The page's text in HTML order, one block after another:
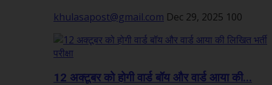
khulasapost@gmail.com Dec 29, 2025 100
12 अक्टूबर को होगी वार्ड बॉय और वार्ड आया की...